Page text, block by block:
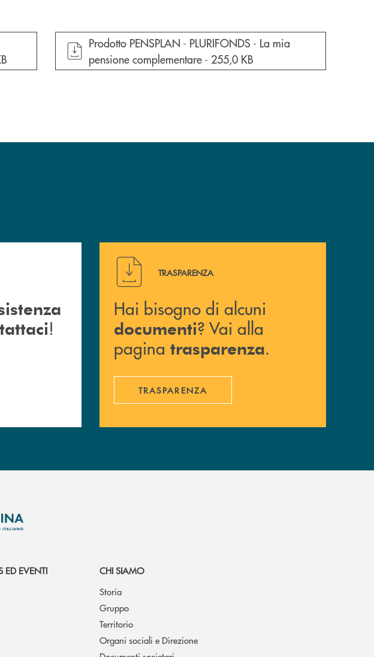
apre documento in una nuova finestra
Prodotto PENSPLAN - PLURIFONDS - La mia
pensione complementare - 255,0 KB
? Contattaci !
!
Hai bisogno di alcuni documenti ? Vai alla pagina
TRASPARENZA
Hai bisogno di alcuni
documenti? Vai alla
pagina trasparenza.
TRASPARENZA
ED EVENTI
CHI SIAMO
Storia
Gruppo
Territorio
Organi sociali e Direzione